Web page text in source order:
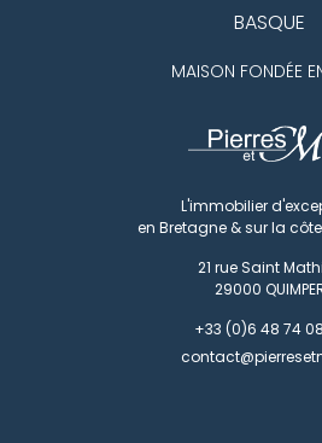
BASQUE
MAISON FONDÉE
L'immobilier
en Bretagne & sur la
21 rue Saint
29000
+33 (0)6 48 74